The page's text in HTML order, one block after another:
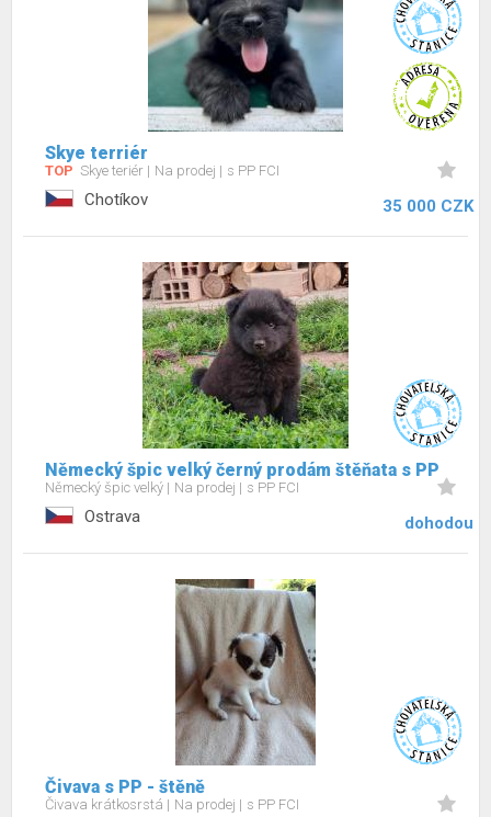
Skye terriér
TOP Skye teriér Na prodej s PP FCI
Chotíkov 35 000 CZK
Německý špic velký černý prodám štěňata s PP
Německý špic velký Na prodej s PP FCI
Ostrava dohodou
Čivava s PP - štěně
Čivava krátkosrstá Na prodej s PP FCI